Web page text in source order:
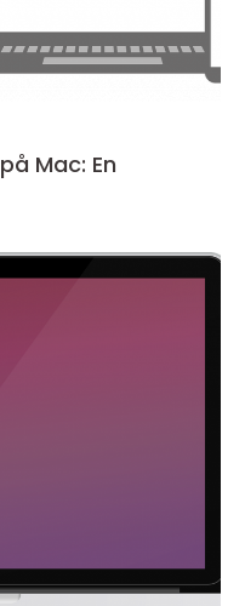
Mac: En